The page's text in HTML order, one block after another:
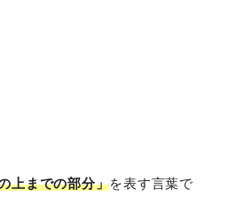
上までの部分」を表す言葉で